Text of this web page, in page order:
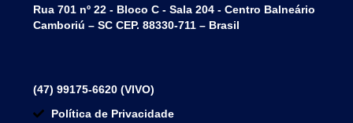
Rua 701 nº 22 - Bloco C - Sala 204 - Centro Balneário
Camboriú – SC CEP. 88330-711 – Brasil
(47) 99175-6620 (VIVO)
Política de Privacidade